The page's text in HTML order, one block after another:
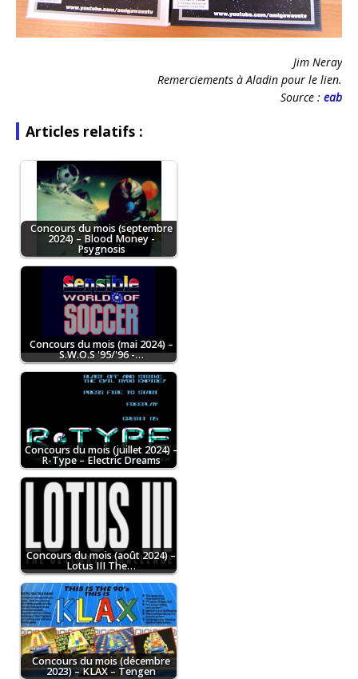
Jim Neray
Remerciements à Aladin pour le lien.
Source : eab
Articles relatifs :
Concours du mois (septembre
2024) – Blood Money -
Psygnosis
Concours du mois (mai 2024) –
S.W.O.S '95/'96 -…
Concours du mois (juillet 2024) –
R-Type – Electric Dreams
Concours du mois (août 2024) –
Lotus III The…
Concours du mois (décembre
2023) – KLAX – Tengen